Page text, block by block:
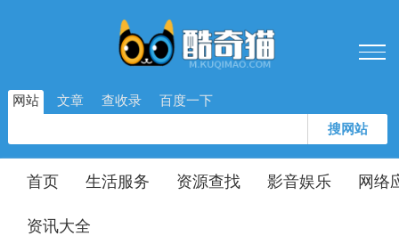
网站 文章 查收录 百度一下
搜网站
首页 生活服务 资源查找 影音娱乐 网络
资讯大全